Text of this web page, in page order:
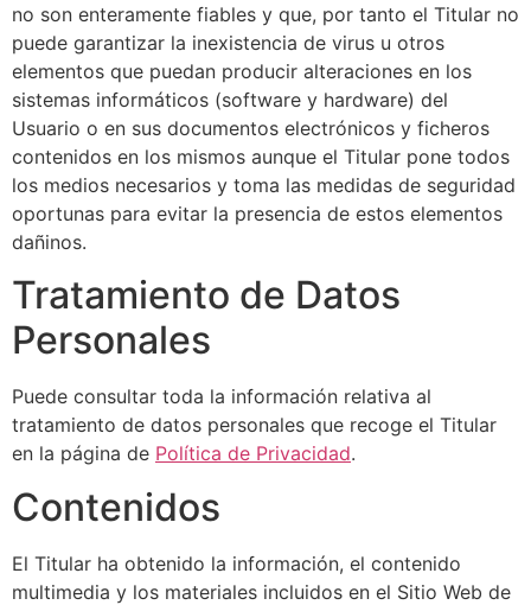
no son enteramente fiables y que, por tanto el Titular no
puede garantizar la inexistencia de virus u otros
elementos que puedan producir alteraciones en los
sistemas informáticos (software y hardware) del
Usuario o en sus documentos electrónicos y ficheros
contenidos en los mismos aunque el Titular pone todos
los medios necesarios y toma las medidas de seguridad
oportunas para evitar la presencia de estos elementos
dañinos.
Tratamiento de Datos
Personales
Puede consultar toda la información relativa al
tratamiento de datos personales que recoge el Titular
en la página de Política de Privacidad.
Contenidos
El Titular ha obtenido la información, el contenido
multimedia y los materiales incluidos en el Sitio Web de